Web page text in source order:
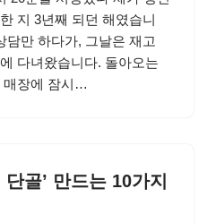
지 3년째 되던 해였습니
담만 하다가, 그날은 재고
다녀왔습니다. 돌아오는
매장에 잠시…
골’ 만드는 10가지